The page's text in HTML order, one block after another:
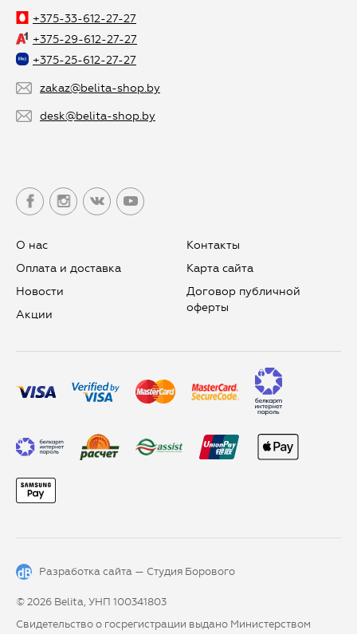
+375-33-612-27-27
+375-29-612-27-27
+375-25-612-27-27
zakaz@belita-shop.by
desk@belita-shop.by
О нас
Оплата и доставка
Новости
Aкции
Контакты
Карта сайта
Договор публичной
оферты
Разработка сайта — Студия Борового
© 2026 Belita, УНП 100341803
Свидетельство о госрегистрации выдано Министерством